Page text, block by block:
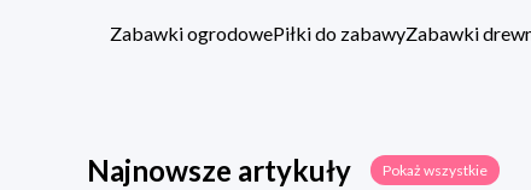
Zabawki ogrodowePiłki do zabawyZabawki
Najnowsze artykuły Pokaż wszystkie